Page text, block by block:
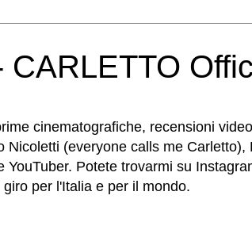
CARLETTO
cinematografiche, recensioni
Nicoletti (everyone calls me
YouTuber. Potete trovarmi su
per l'Italia e per il mondo.